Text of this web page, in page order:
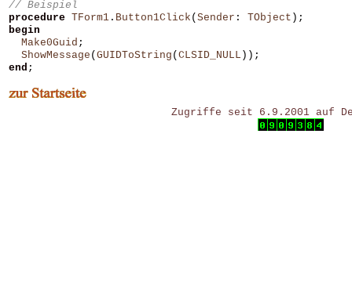
procedure TForm1 . Button1Click ( Sender : TObject );
begin
Make0Guid ;
ShowMessage ( GUIDToString ( CLSID_NULL ));
end ;
Zugriffe seit 6.9.2001 auf